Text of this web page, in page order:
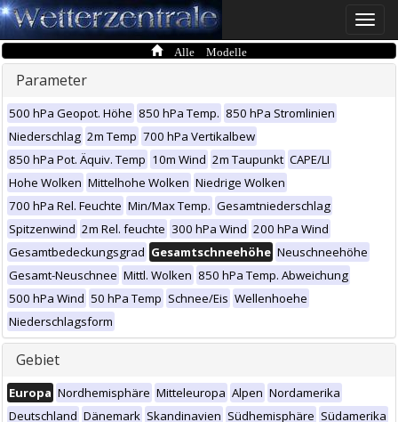
Toggle
Alle Modelle
Parameter
500 hPa Geopot. Höhe 850 hPa Temp. 850 hPa Stromlinien
Niederschlag 2m Temp 700 hPa Vertikalbew
850 hPa Pot. Äquiv. Temp 10m Wind 2m Taupunkt CAPE/LI
Hohe Wolken Mittelhohe Wolken Niedrige Wolken
700 hPa Rel. Feuchte Min/Max Temp. Gesamtniederschlag
Spitzenwind 2m Rel. feuchte 300 hPa Wind 200 hPa Wind
Gesamtbedeckungsgrad Gesamtschneehöhe Neuschneehöhe
Gesamt-Neuschnee Mittl. Wolken 850 hPa Temp. Abweichung
500 hPa Wind 50 hPa Temp Schnee/Eis Wellenhoehe
Niederschlagsform
Gebiet
Europa Nordhemisphäre Mitteleuropa Alpen Nordamerika
Deutschland Dänemark Skandinavien Südhemisphäre Südamerika